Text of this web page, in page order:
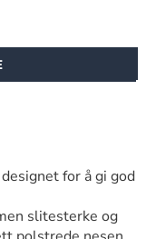
for å gi god
slitesterke og